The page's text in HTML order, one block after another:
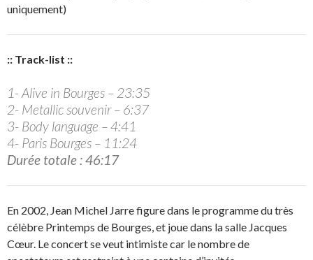
uniquement)
:: Track-list ::
1- Alive in Bourges – 23:35
2- Metallic souvenir – 6:37
3- Body language – 4:41
4- Paris Bourges – 11:24
Durée totale : 46:17
En 2002, Jean Michel Jarre figure dans le programme du très
célèbre Printemps de Bourges, et joue dans la salle Jacques
Cœur. Le concert se veut intimiste car le nombre de